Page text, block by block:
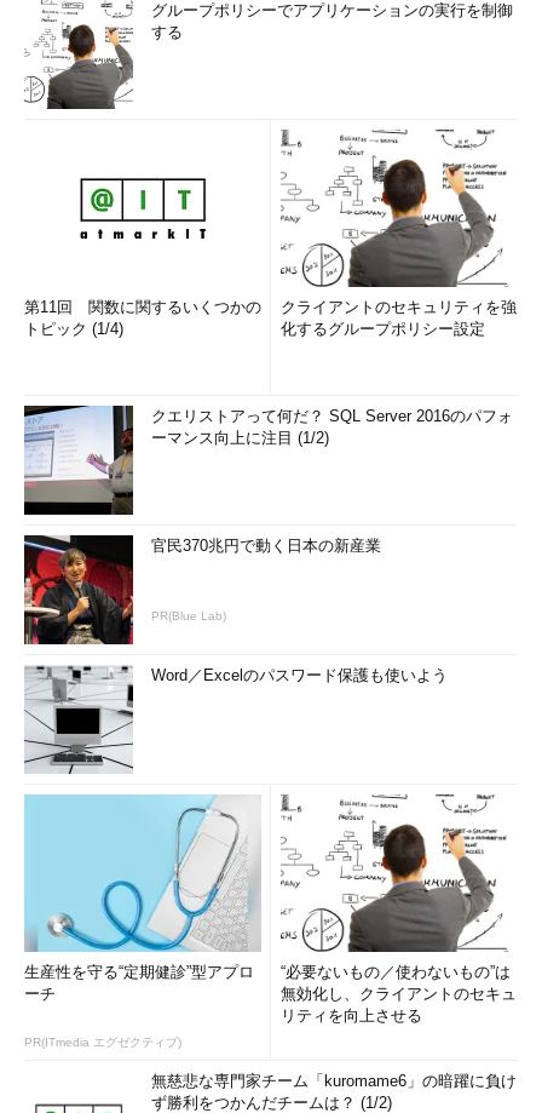
グループポリシーでアプリケーションの実行を制御
する
第11回 関数に関するいくつかの
トピック (1/4)
クライアントのセキュリティを強
化するグループポリシー設定
クエリストアって何だ？ SQL Server 2016のパフォ
ーマンス向上に注目 (1/2)
官民370兆円で動く日本の新産業
PR(Blue Lab)
Word／Excelのパスワード保護も使いよう
生産性を守る“定期健診”型アプロ
ーチ
PR(ITmedia エグゼクティブ)
“必要ないもの／使わないもの”は
無効化し、クライアントのセキュ
リティを向上させる
無慈悲な専門家チーム「kuromame6」の暗躍に負け
ず勝利をつかんだチームは？ (1/2)